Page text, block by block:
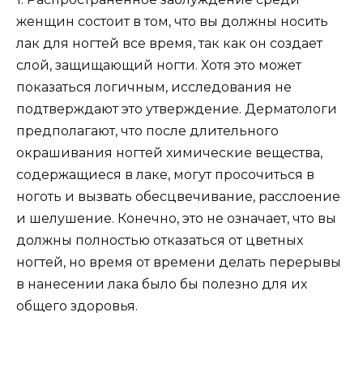
женщин состоит в том, что вы должны носить
лак для ногтей все время, так как он создает
слой, защищающий ногти. Хотя это может
показаться логичным, исследования не
подтверждают это утверждение. Дерматологи
предполагают, что после длительного
окрашивания ногтей химические вещества,
содержащиеся в лаке, могут просочиться в
ноготь и вызвать обесцвечивание, расслоение
и шелушение. Конечно, это не означает, что вы
должны полностью отказаться от цветных
ногтей, но время от времени делать перерывы
в нанесении лака было бы полезно для их
общего здоровья.